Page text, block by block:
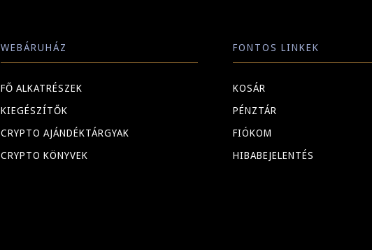
WEBÁRUHÁZ
FŐ ALKATRÉSZEK
KIEGÉSZÍTŐK
CRYPTO AJÁNDÉKTÁRGYAK
CRYPTO KÖNYVEK
FONTOS LINKEK
KOSÁR
PÉNZTÁR
FIÓKOM
HIBABEJELENTÉS